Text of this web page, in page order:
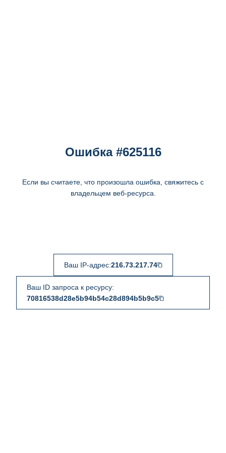
Ошибка #625116
Если вы считаете, что произошла ошибка, свяжитесь с
владельцем веб-ресурса.
Ваш IP-адрес:216.73.217.74
Ваш ID запроса к ресурсу:
70816538d28e5b94b54c28d894b5b9c5